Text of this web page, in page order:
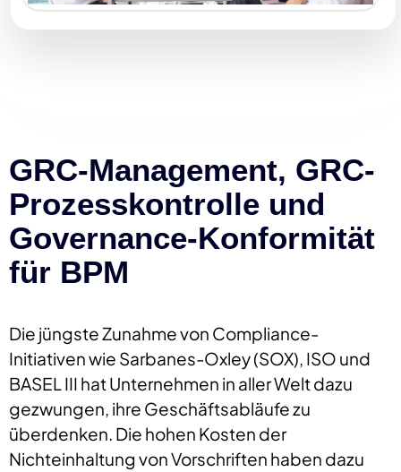
GRC-Management, GRC-
Prozesskontrolle und
Governance-Konformität
für BPM
Die jüngste Zunahme von Compliance-
Initiativen wie Sarbanes-Oxley (SOX), ISO und
BASEL III hat Unternehmen in aller Welt dazu
gezwungen, ihre Geschäftsabläufe zu
überdenken. Die hohen Kosten der
Nichteinhaltung von Vorschriften haben dazu